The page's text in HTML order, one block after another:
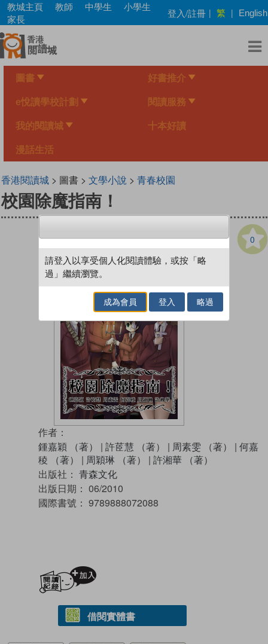
Skip
main
content
教城主頁 教師 中學生
小學生
家長
登入/註冊 | 繁 | English
圖書 好書推介
e悅讀學校計劃 閱讀服務
我的閱讀城 十本好讀
漫話生活
香港閱讀城> 圖書 > 文學小說 > 青春校園
校園除魔指南！
0
作者：
鍾嘉穎 （著）
| 許茝慧 （著） | 周素雯 （著） | 何嘉
稜 （著）
| 周穎琳 （著） | 許湘華 （著）
出版社： 青森文化
出版日期： 06/2010
國際書號： 9789888072088
借閱實體書
請登入以享受個人化閱讀體驗，或按「略
過」繼續瀏覽。
成為會員 登入 略過